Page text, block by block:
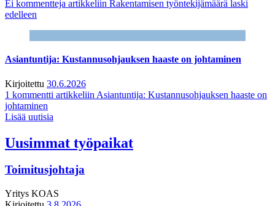
Ei kommentteja artikkeliin Rakentamisen työntekijämäärä laski
edelleen
Asiantuntija: Kustannusohjauksen haaste on johtaminen
Kirjoitettu 30.6.2026
1 kommentti artikkeliin Asiantuntija: Kustannusohjauksen haaste on
johtaminen
Lisää uutisia
Uusimmat työpaikat
Toimitusjohtaja
Yritys KOAS